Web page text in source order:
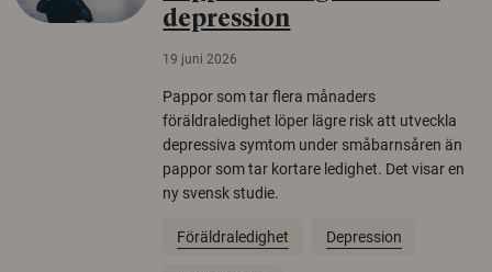
depression
19 juni 2026
Pappor som tar flera månaders
föräldraledighet löper lägre risk att utveckla
depressiva symtom under småbarnsåren än
pappor som tar kortare ledighet. Det visar en
ny svensk studie.
Föräldraledighet Depression